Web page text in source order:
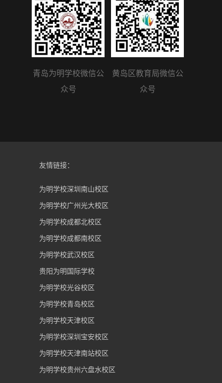
青岛为明学校微信公
众号
黄岛区教育局微信公
众号
友情链接：
为明学校深圳南山校区
为明学校广州光大校区
为明学校成都北校区
为明学校成都南校区
为明学校武汉校区
贵阳为明国际学校
为明学校光谷校区
为明学校青岛校区
为明学校天津校区
为明学校深圳宝安校区
为明学校天津南站校区
为明学校贵州六盘水校区